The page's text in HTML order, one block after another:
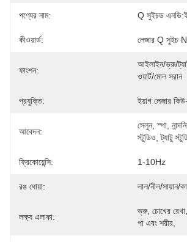
পণ্যের নাম: Q সুইচড
কীওয়ার্ড: লেজার Q সুইচ
ফাংশন:
আইলাইন/ভ্রু/
ওয়ার্ট/মোল সরান
প্রযুক্তি: ইয়াগ লেজার
আবেদন:
সেলুন, স্পা,
স্টুডিও, ট্যাটু
ফ্রিকোয়েন্সি: 1-10Hz
রঙ ধোয়া: লাল/নীল/সায়ান/
লক্ষ্য এলাকা:
ভ্রু, চোখের
পা এবং শরীর,